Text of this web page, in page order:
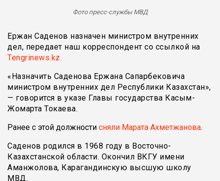
Фото пресс-службы МВД
Ержан Саденов назначен министром внутренних
дел, передает наш корреспондент со ссылкой на
Tengrinews.kz.
«Назначить Саденова Ержана Сапарбековича
министром внутренних дел Республики Казахстан»,
— говорится в указе Главы государства Касым-
Жомарта Токаева.
Ранее с этой должности сняли Марата Ахметжанова.
Саденов родился в 1968 году в Восточно-
Казахстанской области. Окончил ВКГУ имени
Аманжолова, Карагандинскую высшую школу
МВД.